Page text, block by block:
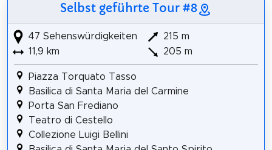
Selbst geführte Tour #8
47 Sehenswürdigkeiten
11,9 km
215 m
205 m
Piazza Torquato Tasso
Basilica di Santa Maria del Carmine
Porta San Frediano
Teatro di Cestello
Collezione Luigi Bellini